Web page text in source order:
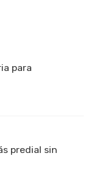
para
predial sin